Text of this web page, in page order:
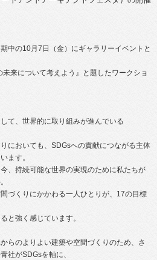
中の10月7日（金）にギャラリーイベントと
未来について考えよう』
と題したワークショ
て、世界的に取り組みが進んでいる
においても、SDGsへの貢献につながる主体
ます。
、持続可能な世界の実現のために私たちが
づくりにかかわる一人ひとりが、17の目標
と強く感じています。
らのよりよい建築や空間づくりのため、さ
社がSDGsを軸に、